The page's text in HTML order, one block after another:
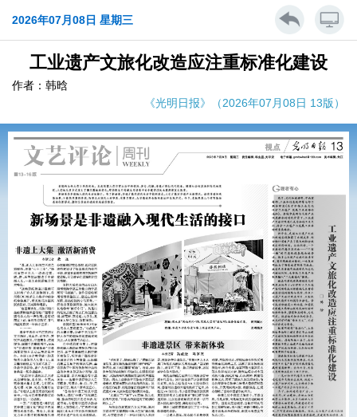
2026年07月08日 星期三
工业遗产文旅化改造应注重标准化建设
作者：韩晗
《光明日报》（2026年07月08日 13版）